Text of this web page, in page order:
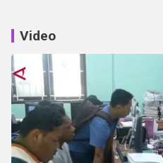
Video